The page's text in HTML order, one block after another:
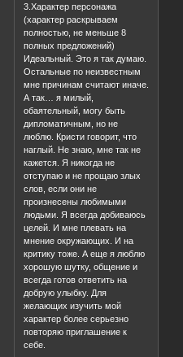
3.Характер персонажа
(характер раскрываем
полностью, не меньше 8
полных предложений)
Идеальный. Это я так думаю.
Остальные по неизвестным
мне причинам считают иначе.
А так… я милый,
обаятельный, могу быть
дипломатичным, но не
люблю. Кристи говорит, что
наглый. Не знаю, мне так не
кажется. Я никогда не
отступаю и не прощаю злых
слов, если они не
произнесены любимыми
людьми. Я всегда добиваюсь
целей. И мне плевать на
мнение окружающих. И на
критику тоже. А еще я люблю
хорошую шутку, общение и
всегда готов ответить на
добрую улыбку. Для
желающих изучить мой
характер более серьезно
повторяю приглашение к
себе.